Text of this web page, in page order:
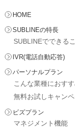
HOME
SUBLINEの特長
SUBLINEでできる
IVR(電話自動応答)
パーソナルプラン
こんな業種におす
無料お試しキャン
ビズプラン
マネジメント機能